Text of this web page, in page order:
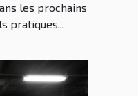
les prochains
pratiques...